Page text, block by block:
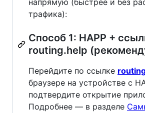
напрямую (быстрее и без
трафика):
Способ 1: HAPP +
routing.help
Перейдите по ссылке
браузере на устройстве с
подтвердите открытие
Подробнее — в разделе